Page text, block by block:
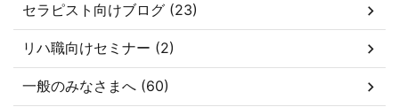
セラピスト向けブログ (23)
リハ職向けセミナー (2)
一般のみなさまへ (60)